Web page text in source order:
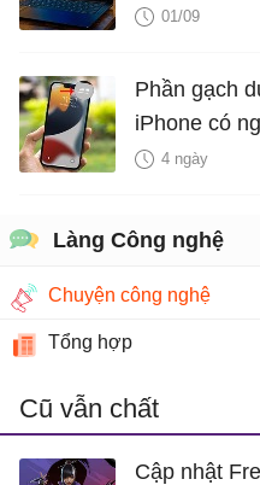
01/09
Phần gạch
iPhone có
hiểm?
4 ngày
Làng Công nghệ
Chuyện công nghệ
Tổng hợp
Cũ vẫn chất
Cập nhật